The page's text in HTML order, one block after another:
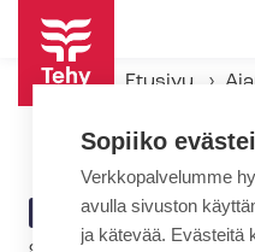
Hyppää
pääsisältöön
Etusivu
ARTIKKELIN
KATEGORIA
TIEDOTE
Sopiiko
Verkkopalvelumme
avulla sivuston
ja kätevää. Evästeitä